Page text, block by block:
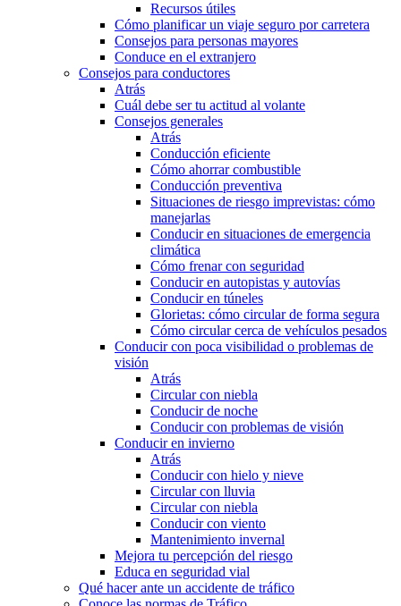
Recursos útiles
Cómo planificar un viaje seguro por carretera
Consejos para personas mayores
Conduce en el extranjero
Consejos para conductores
Atrás
Cuál debe ser tu actitud al volante
Consejos generales
Atrás
Conducción eficiente
Cómo ahorrar combustible
Conducción preventiva
Situaciones de riesgo imprevistas: cómo
manejarlas
Conducir en situaciones de emergencia
climática
Cómo frenar con seguridad
Conducir en autopistas y autovías
Conducir en túneles
Glorietas: cómo circular de forma segura
Cómo circular cerca de vehículos pesados
Conducir con poca visibilidad o problemas de
visión
Atrás
Circular con niebla
Conducir de noche
Conducir con problemas de visión
Conducir en invierno
Atrás
Conducir con hielo y nieve
Circular con lluvia
Circular con niebla
Conducir con viento
Mantenimiento invernal
Mejora tu percepción del riesgo
Educa en seguridad vial
Qué hacer ante un accidente de tráfico